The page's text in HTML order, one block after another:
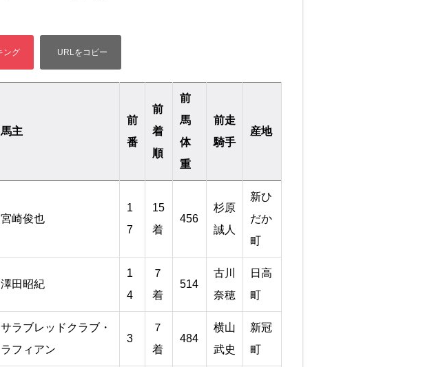
馬主
前
番
前
着
順
前
馬
体
重
前走
騎手
産地
宮崎俊也
1
7
15
着
456
杉原
誠人
新ひ
だか
町
澤田昭紀
1
4
７
着
514
古川
奈穂
日高
町
サラブレッドクラブ・
ラフィアン
3
７
着
484
横山
武史
新冠
町